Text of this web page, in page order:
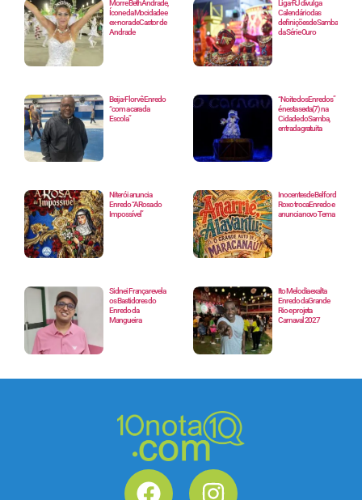
Morre Beth Andrade,
Ícone da Mocidade e
ex-nora de Castor de
Andrade
Liga-RJ divulga
Calendário das
definições de Samba
da Série Ouro
Beija-Flor vê Enredo
“com a cara da
Escola”
“Noite dos Enredos”
é nesta sexta(7) na
Cidade do Samba,
entrada gratuita
Niterói anuncia
Enredo “A Rosa do
Impossível”
Inocentes de Belford
Roxo troca Enredo e
anuncia novo Tema
Sidnei França revela
os Bastidores do
Enredo da
Mangueira
Ito Melodia exalta
Enredo da Grande
Rio e projeta
Carnaval 2027